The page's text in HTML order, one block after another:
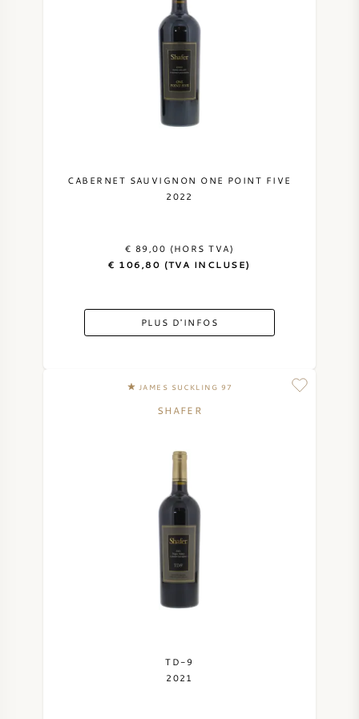
CABERNET SAUVIGNON ONE POINT FIVE
2022
€ 89,00 (HORS TVA)
€ 106,80 (TVA INCLUSE)
PLUS D'INFOS
JAMES SUCKLING 97
SHAFER
TD-9
2021